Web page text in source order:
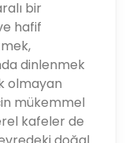
bir
hafif
dinlenmek
olmayan
mükemmel
kafeler de